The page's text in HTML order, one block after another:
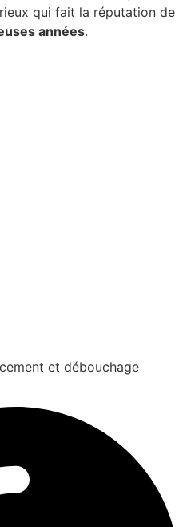
qui fait la réputation de
années.
et débouchage